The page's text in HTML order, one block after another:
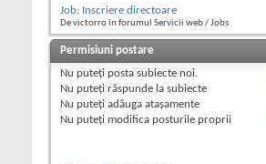
Job: Inscriere directoare
De victorro în forumul Servicii web / Jobs
Permisiuni postare
Nu puteţi posta subiecte noi.
Nu puteţi răspunde la subiecte
Nu puteţi adăuga ataşamente
Nu puteţi modifica posturile proprii